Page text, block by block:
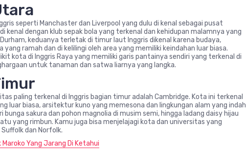
seperti Manchaster dan Liverpool yang dulu di kenal sebagai pusat
kenal dengan klub sepak bola yang terkenal dan kehidupan malamnya yang
keduanya terletak di timur laut Inggris dikenal karena budaya,
ramah dan di kelilingi oleh area yang memiliki keindahan luar biasa.
kota di Inggris Raya yang memiliki garis pantainya sendiri yang terkenal di
untuk tanaman dan satwa liarnya yang langka.
paling terkenal di Inggris bagian timur adalah Cambridge. Kota ini terkenal
luar biasa, arsitektur kuno yang memesona dan lingkungan alam yang indah
bunga sakura dan pohon magnolia di musim semi, hingga ladang daisy hijau
yang rimbun. Kamu juga bisa menjelajagi kota dan universitas yang
dan Norfolk.
Maroko Yang Jarang Di Ketahui